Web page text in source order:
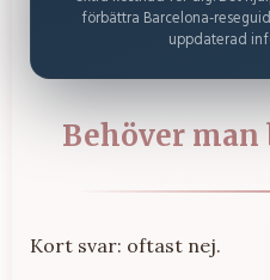
förbättra Barcelona-
uppdaterad
Behöver man
Kort svar: oftast nej.